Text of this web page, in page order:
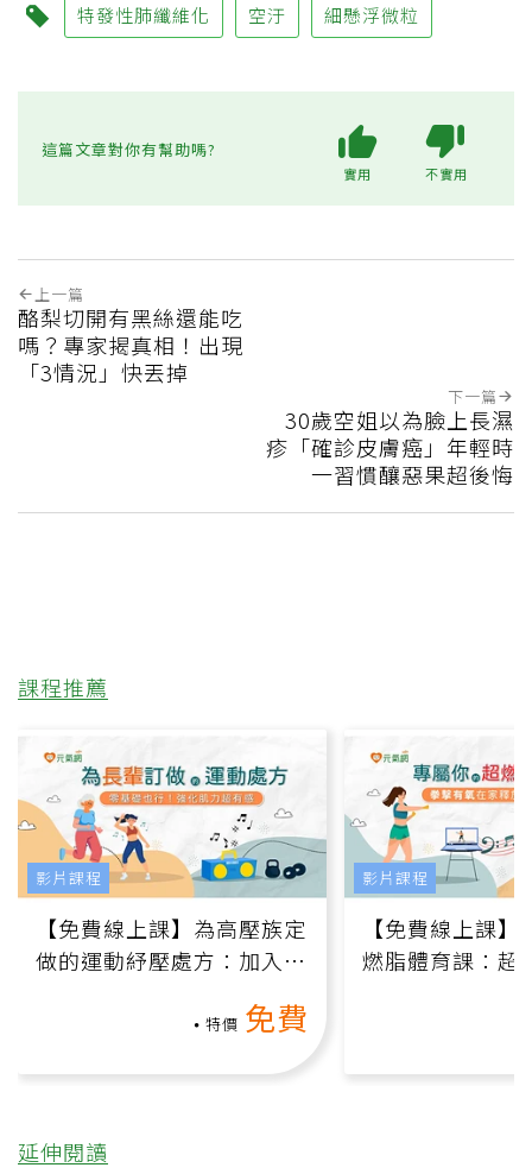
特發性肺纖維化 空汙 細懸浮微粒
這篇文章對你有幫助嗎?
實用 不實用
上一篇
酪梨切開有黑絲還能吃
嗎？專家揭真相！出現
「3情況」快丟掉
下一篇
30歲空姐以為臉上長濕
疹「確診皮膚癌」年輕時
一習慣釀惡果超後悔
課程推薦
【免費線上課】為高壓族定
做的運動紓壓處方：加入行
特價 免費
影片課程
【免費線上課
燃脂體育課：超
影片課程
延伸閱讀